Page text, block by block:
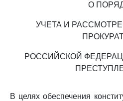
О
УЧЕТА И
РОССИЙСКОЙ
В целях обеспечения